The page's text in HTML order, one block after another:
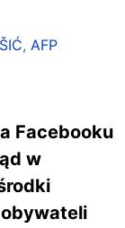
, AFP
Facebooku
w
obywateli